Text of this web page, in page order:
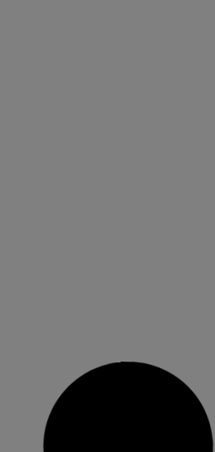
16 desembre, 2021 No hi ha comentaris